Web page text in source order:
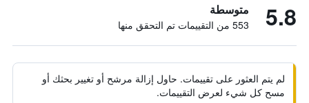
5.8 متوسطة
553 من التقييمات تم التحقق منها
لم يتم العثور على تقييمات. حاول إزالة مرشح أو تغيير بحثك أو
مسح كل شيء لعرض التقييمات.